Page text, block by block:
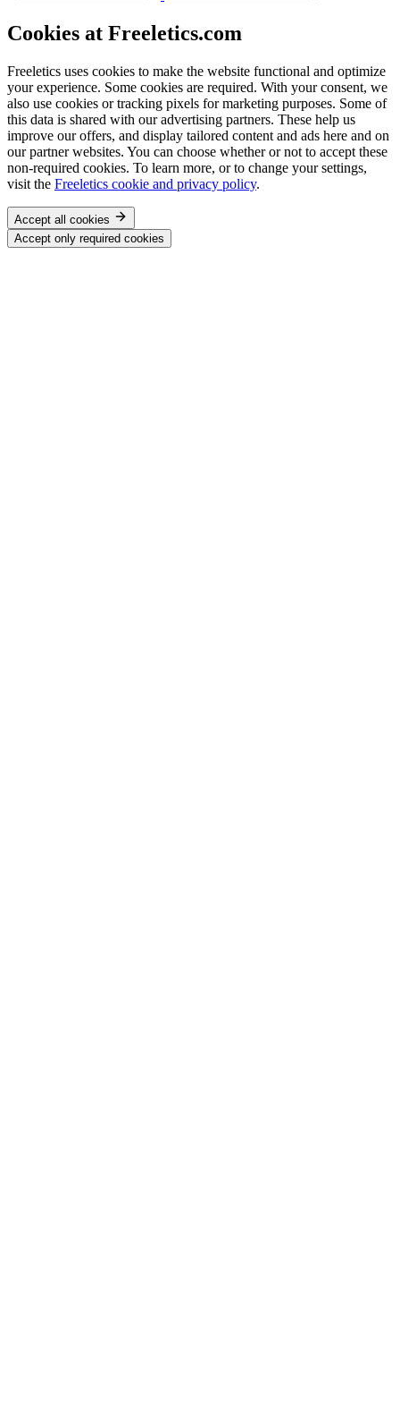
Cookies at Freeletics.com
Freeletics uses cookies to make the website functional and optimize
your experience. Some cookies are required. With your consent, we
also use cookies or tracking pixels for marketing purposes. Some of
this data is shared with our advertising partners. These help us
improve our offers, and display tailored content and ads here and on
our partner websites. You can choose whether or not to accept these
non-required cookies. To learn more, or to change your settings,
visit the Freeletics cookie and privacy policy.
Accept all cookies
Accept only required cookies